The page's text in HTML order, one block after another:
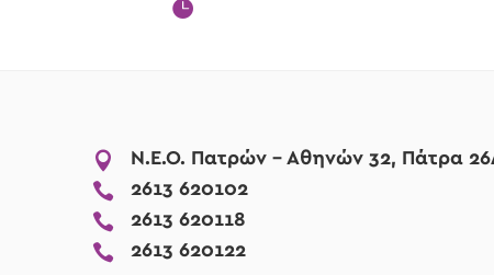

 Ν.Ε.Ο. Πατρών - Αθηνών 32, Πάτρα
 2613 620102
 2613 620118
 2613 620122